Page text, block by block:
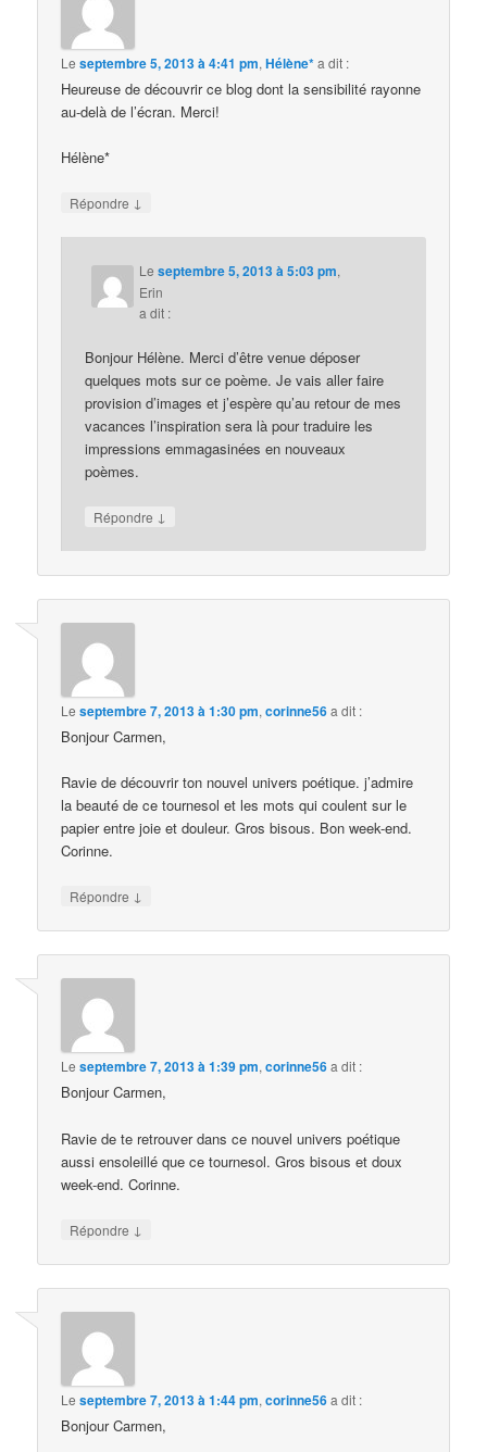
Leseptembre 5, 2013 à 4:41 pm,Hélène*a dit :
Heureuse de découvrir ce blog dont la sensibilité rayonne
au-delà de l’écran. Merci!
Hélène*
Répondre ↓
Leseptembre 5, 2013 à 5:03 pm,
Erin
a dit :
Bonjour Hélène. Merci d’être venue déposer
quelques mots sur ce poème. Je vais aller faire
provision d’images et j’espère qu’au retour de mes
vacances l’inspiration sera là pour traduire les
impressions emmagasinées en nouveaux
poèmes.
Répondre ↓
Leseptembre 7, 2013 à 1:30 pm,corinne56a dit :
Bonjour Carmen,
Ravie de découvrir ton nouvel univers poétique. j’admire
la beauté de ce tournesol et les mots qui coulent sur le
papier entre joie et douleur. Gros bisous. Bon week-end.
Corinne.
Répondre ↓
Leseptembre 7, 2013 à 1:39 pm,corinne56a dit :
Bonjour Carmen,
Ravie de te retrouver dans ce nouvel univers poétique
aussi ensoleillé que ce tournesol. Gros bisous et doux
week-end. Corinne.
Répondre ↓
Leseptembre 7, 2013 à 1:44 pm,corinne56a dit :
Bonjour Carmen,